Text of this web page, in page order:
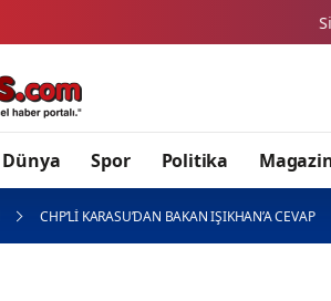
Sivas Zabıtası
Dünya Spor Politika
CHP’Lİ KARASU’DAN BAKAN IŞIKHAN’A CEVAP